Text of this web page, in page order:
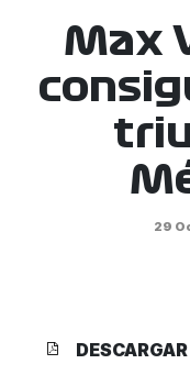
Max
29
DESCARGAR